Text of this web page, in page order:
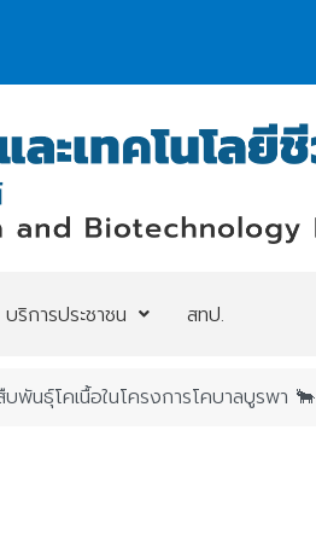
บริการประชาชน สทป.
พันธุ์โคเนื้อในโครงการโคบาลบูรพา 🐂